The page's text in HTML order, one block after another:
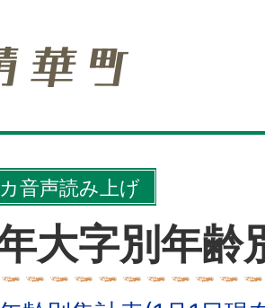
音声読み上げ
大字別年齢